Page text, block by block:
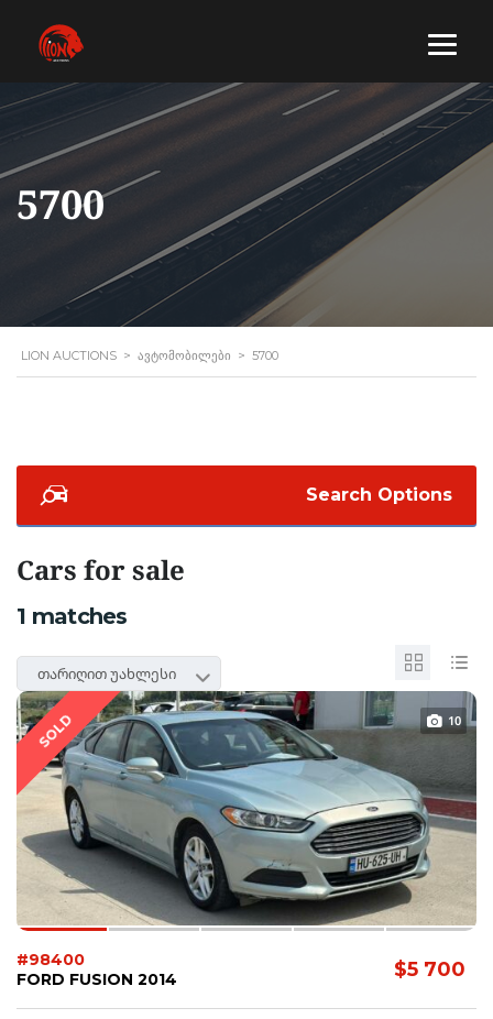
5700
LION AUCTIONS > ᲐᲕᲢᲝᲛᲝᲑᲘᲚᲔᲑᲘ > 5700
Search Options
Cars for sale
1 matches
თარიღით უახლესი
SOLD 10
$5 700
#98400
FORD FUSION 2014